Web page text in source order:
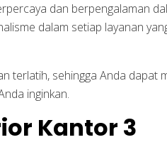
dan berpengalaman
dalam setiap layanan
terlatih, sehingga Anda dapat
inginkan.